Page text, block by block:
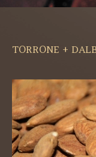
TORRONE +